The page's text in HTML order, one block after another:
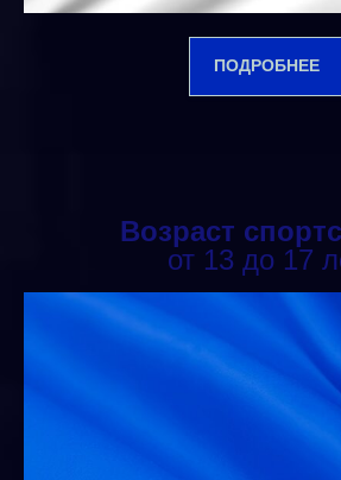
ПОДРОБНЕЕ
Возраст
от 13 до 17